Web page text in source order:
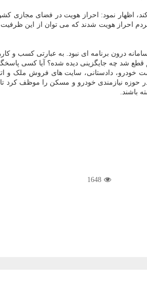
اظهار نمود: احراز هویت در فضای مجازی
هویت شدند که می توان از این ظرفیت
درون برنامه ای نبود. به عبارتی کسب و
شد چه جایگزینی دیده شده؟ آیا کسی
خودرو، دادستانی، سایت های فروش ملک و
نیازمندی خودرو و مسکن را موظف کرد تا
باشند.
1648